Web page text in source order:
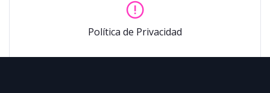
Política de Privacidad